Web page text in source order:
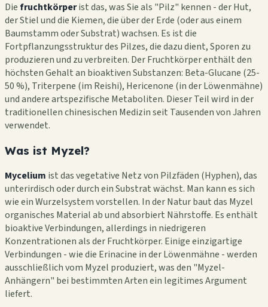
Diefruchtkörperist das, was Sie als "Pilz" kennen - der Hut,
der Stiel und die Kiemen, die über der Erde (oder aus einem
Baumstamm oder Substrat) wachsen. Es ist die
Fortpflanzungsstruktur des Pilzes, die dazu dient, Sporen zu
produzieren und zu verbreiten. Der Fruchtkörper enthält den
höchsten Gehalt an bioaktiven Substanzen: Beta-Glucane (25-
50 %), Triterpene (im Reishi), Hericenone (in der Löwenmähne)
und andere artspezifische Metaboliten. Dieser Teil wird in der
traditionellen chinesischen Medizin seit Tausenden von Jahren
verwendet.
Was ist Myzel?
Mycelium ist das vegetative Netz von Pilzfäden (Hyphen), das
unterirdisch oder durch ein Substrat wächst. Man kann es sich
wie ein Wurzelsystem vorstellen. In der Natur baut das Myzel
organisches Material ab und absorbiert Nährstoffe. Es enthält
bioaktive Verbindungen, allerdings in niedrigeren
Konzentrationen als der Fruchtkörper. Einige einzigartige
Verbindungen - wie die Erinacine in der Löwenmähne - werden
ausschließlich vom Myzel produziert, was den "Myzel-
Anhängern" bei bestimmten Arten ein legitimes Argument
liefert.